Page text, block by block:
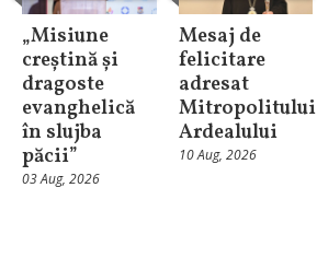
„Misiune
creștină și
dragoste
evanghelică
în slujba
păcii”
03 Aug, 2026
Mesaj de
felicitare
adresat
Mitropolitului
Ardealului
10 Aug, 2026